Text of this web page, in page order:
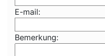
E-mail:
Bemerkung: